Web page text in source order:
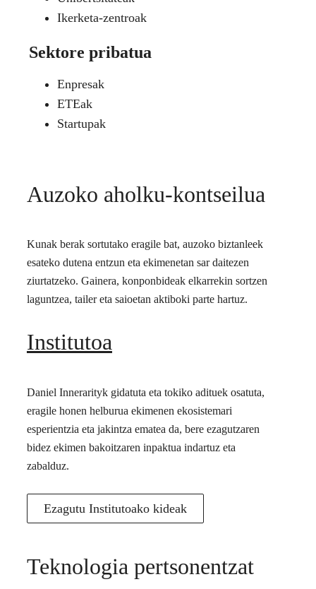
Ikerketa-zentroak
Sektore pribatua
Enpresak
ETEak
Startupak
Auzoko aholku-kontseilua
Kunak berak sortutako eragile bat, auzoko biztanleek
esateko dutena entzun eta ekimenetan sar daitezen
ziurtatzeko. Gainera, konponbideak elkarrekin sortzen
laguntzea, tailer eta saioetan aktiboki parte hartuz.
Institutoa
Daniel Innerarityk gidatuta eta tokiko adituek osatuta,
eragile honen helburua ekimenen ekosistemari
esperientzia eta jakintza ematea da, bere ezagutzaren
bidez ekimen bakoitzaren inpaktua indartuz eta
zabalduz.
Ezagutu Institutoako kideak
Teknologia pertsonentzat